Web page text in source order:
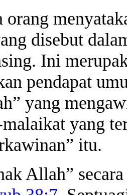
orang
disebut
Ini
pendapat
yang
yang
itu.
Allah”